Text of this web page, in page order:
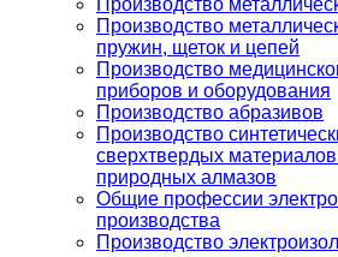
Производство
Производство
пружин, щеток и цепей
Производство
приборов и оборудования
Производство абразивов
Производство
сверхтвердых
природных алмазов
Общие профессии
производства
Производство